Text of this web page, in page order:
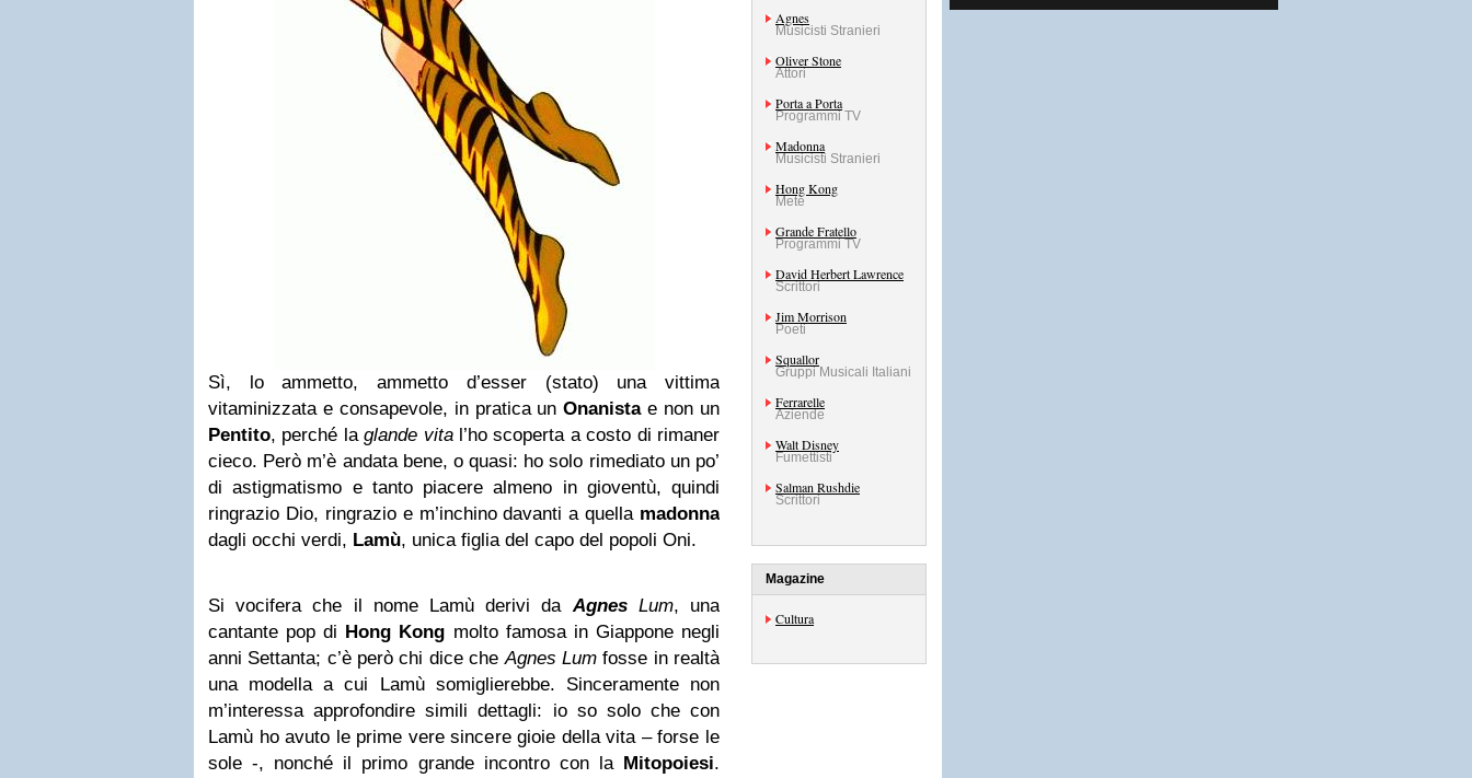
Sì, lo ammetto, ammetto d’esser (stato) una vittima
vitaminizzata e consapevole, in pratica un Onanistae non un
Pentito, perché laglande vital’ho scoperta a costo di rimaner
cieco. Però m’è andata bene, o quasi: ho solo rimediato un po’
di astigmatismo e tanto piacere almeno in gioventù, quindi
ringrazio Dio, ringrazio e m’inchino davanti a quella madonna
dagli occhi verdi, Lamù, unica figlia del capo del popoli Oni.
Si vocifera che il nome Lamù derivi daAgnesLum, una
cantante pop di Hong Kong molto famosa in Giappone negli
anni Settanta; c’è però chi dice cheAgnes Lumfosse in realtà
una modella a cui Lamù somiglierebbe. Sinceramente non
m’interessa approfondire simili dettagli: io so solo che con
Lamù ho avuto le prime vere sincere gioie della vita – forse le
sole -, nonché il primo grande incontro con la Mitopoiesi.
Agnes
Musicisti Stranieri
Oliver Stone
Attori
Porta a Porta
Programmi TV
Madonna
Musicisti Stranieri
Hong Kong
Mete
Grande Fratello
Programmi TV
David Herbert Lawrence
Scrittori
Jim Morrison
Poeti
Squallor
Gruppi Musicali Italiani
Ferrarelle
Aziende
Walt Disney
Fumettisti
Salman Rushdie
Scrittori
Magazine
Cultura